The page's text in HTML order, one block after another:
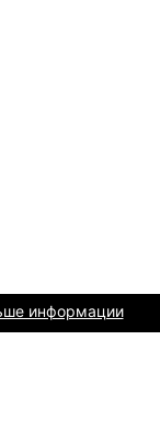
информации